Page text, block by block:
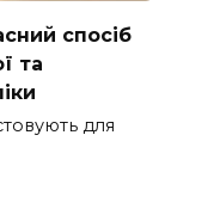
спосіб
та
для